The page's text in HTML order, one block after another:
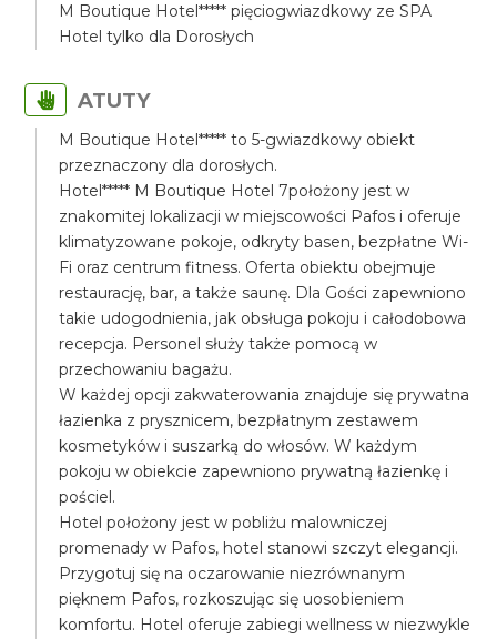
M Boutique Hotel***** pięciogwiazdkowy ze SPA
Hotel tylko dla Dorosłych
ATUTY
M Boutique Hotel***** to 5-gwiazdkowy obiekt
przeznaczony dla dorosłych.
Hotel***** M Boutique Hotel 7położony jest w
znakomitej lokalizacji w miejscowości Pafos i oferuje
klimatyzowane pokoje, odkryty basen, bezpłatne Wi-
Fi oraz centrum fitness. Oferta obiektu obejmuje
restaurację, bar, a także saunę. Dla Gości zapewniono
takie udogodnienia, jak obsługa pokoju i całodobowa
recepcja. Personel służy także pomocą w
przechowaniu bagażu.
W każdej opcji zakwaterowania znajduje się prywatna
łazienka z prysznicem, bezpłatnym zestawem
kosmetyków i suszarką do włosów. W każdym
pokoju w obiekcie zapewniono prywatną łazienkę i
pościel.
Hotel położony jest w pobliżu malowniczej
promenady w Pafos, hotel stanowi szczyt elegancji.
Przygotuj się na oczarowanie niezrównanym
pięknem Pafos, rozkoszując się uosobieniem
komfortu. Hotel oferuje zabiegi wellness w niezwykle